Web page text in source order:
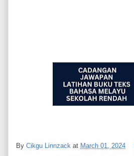
By Cikgu Linnzack at March 01, 2024